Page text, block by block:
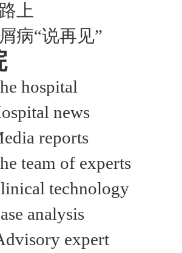
上
病“说再见”
hospital
news
reports
team of experts
technology
analysis
expert